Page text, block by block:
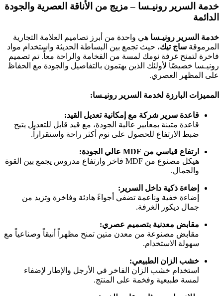
خدمة السرير رونيـسا – مزيج من الأناقة العصرية والجودة
الدائمة
خدمة السرير رونيـسا هي واحدة من أبرز تصاميم العلامة التجارية
المرموقة ساج تيك، حيث تجمع بين البساطة الحديثة واستخدام مواد
فاخرة لتمنح غرفة نومك لمسة من الفخامة والراحة معاً. تم تصميم
رونيـسا خصيصًا لأولئك الذين يهتمون بالتفاصيل والجودة مع الحفاظ
على المظهر العصري.
المميزات البارزة لخدمة السرير رونيـسا:
قاعدة سرير شركة مع إمكانية تعديل القيد:
قاعدة متينة بمعايير عالية الجودة، مع قيد قابل للتعديل يتيح
ضبط الارتفاع للحصول على نوم أكثر راحة واستقراراً.
ارتفاع قياسي من MDF عالي الجودة:
هيكل مصنوع من MDF فاخر وارتفاع مدروس يجمع بين القوة
والجمال.
إضاءة ذكية داخل السرير:
إضاءة خفية وناعمة تضفي أجواءً هادئة وفاخرة وتزيد من
جمال ديكور الغرفة.
مقابض معدنية بتصميم عصري:
مقابض مصنوعة من معدن متين تمنح مظهراً أنيقاً وصناعياً مع
سهولة الاستخدام.
خشب الزان الطبيعي:
استخدام خشب الزان الفاخر في الأرجل والإطار لإضفاء
لمسة طبيعية وفخمة على المنتج.